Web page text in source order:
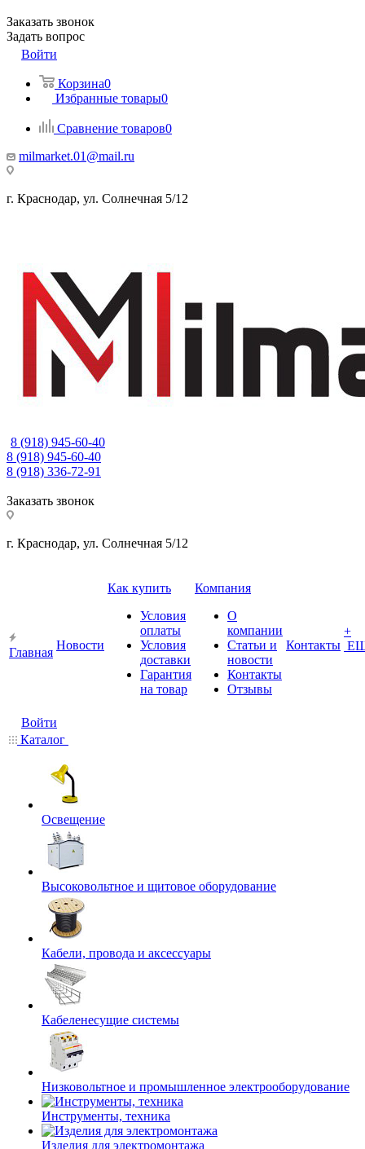
Заказать звонок
Задать вопрос
Войти
Корзина0
Избранные товары0
Сравнение товаров0
milmarket.01@mail.ru
г. Краснодар, ул. Солнечная 5/12
8 (918) 945-60-40
8 (918) 945-60-40
8 (918) 336-72-91
Заказать звонок
г. Краснодар, ул. Солнечная 5/12
Главная
Новости
Как купить
Условия
оплаты
Условия
доставки
Гарантия
на товар
Компания
О
компании
Статьи и
новости
Контакты
Отзывы
Контакты
+
Войти
Каталог
Освещение
Высоковольтное и щитовое оборудование
Кабели, провода и аксессуары
Кабеленесущие системы
Низковольтное и промышленное электрооборудование
Инструменты, техника
Изделия для электромонтажа